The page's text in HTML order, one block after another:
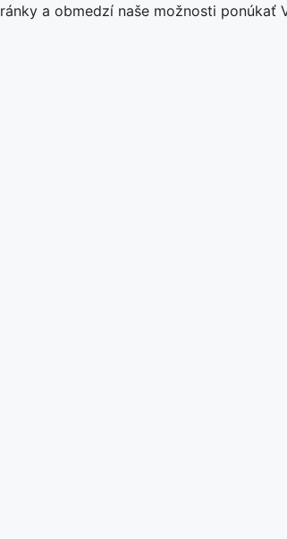
a obmedzí naše možnosti ponúkať